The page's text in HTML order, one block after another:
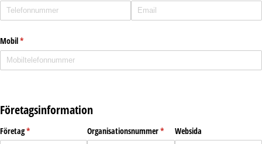
Mobil*
(krävs)
Företagsinformation
Företag*
(krävs) Organisationsnummer*
(krävs)Websida